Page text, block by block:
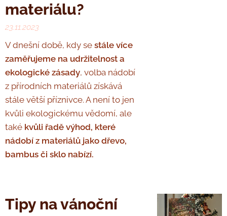
materiálu?
23.11.2023
V dnešní době, kdy se stále více
zaměřujeme na udržitelnost a
ekologické zásady, volba nádobí
z přírodních materiálů získává
stále větší příznivce. A není to jen
kvůli ekologickému vědomí, ale
také kvůli řadě výhod, které
nádobí z materiálů jako dřevo,
bambus či sklo nabízí.
Tipy na vánoční